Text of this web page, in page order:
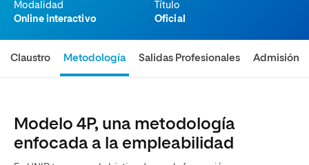
Modalidad
Online interactivo
Título
Oficial
Claustro Metodología Salidas Profesionales Admisión
Modelo 4P, una metodología
enfocada a la empleabilidad